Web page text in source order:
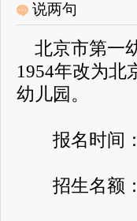
说两句
北京市第一
1954年改为北
幼儿园。
报名时间：
招生名额：